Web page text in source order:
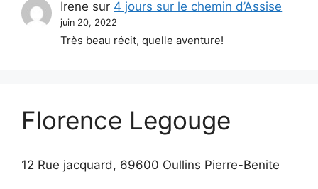
Irene sur 4 jours sur le chemin d’Assise
juin 20, 2022
Très beau récit, quelle aventure!
Florence Legouge
12 Rue jacquard, 69600 Oullins Pierre-Benite